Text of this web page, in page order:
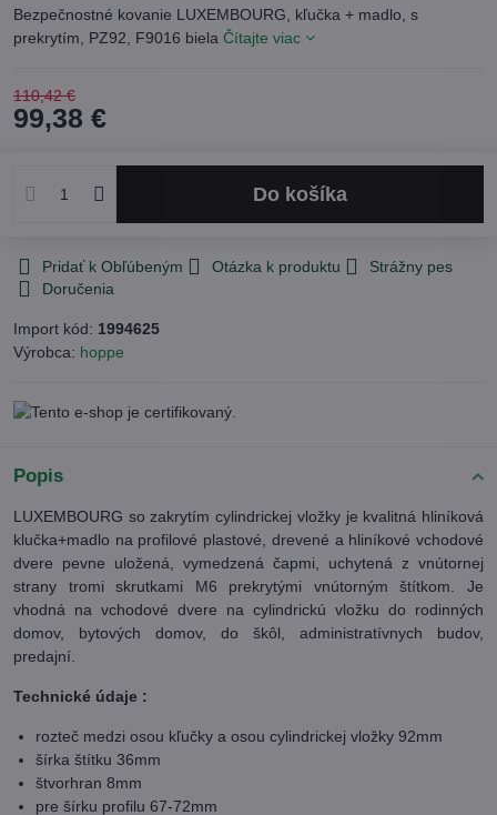
Bezpečnostné kovanie LUXEMBOURG, kľučka + madlo, s
prekrytím, PZ92, F9016 biela Čítajte viac
110,42 €
99,38 €
Do košíka
Pridať k Obľúbeným Otázka k produktu
Strážny pes
Doručenia
Import kód: 1994625
Výrobca: hoppe
Popis
LUXEMBOURG so zakrytím cylindrickej vložky je kvalitná hliníková
klučka+madlo na profilové plastové, drevené a hliníkové vchodové
dvere pevne uložená, vymedzená čapmi, uchytená z vnútornej
strany tromi skrutkami M6 prekrytými vnútorným štítkom. Je
vhodná na vchodové dvere na cylindrickú vložku do rodinných
domov, bytových domov, do škôl, administratívnych budov,
predajní.
Technické údaje :
rozteč medzi osou kľučky a osou cylindrickej vložky 92mm
šírka štítku 36mm
štvorhran 8mm
pre šírku profilu 67-72mm